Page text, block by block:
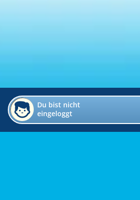
Du bist nicht
eingeloggt